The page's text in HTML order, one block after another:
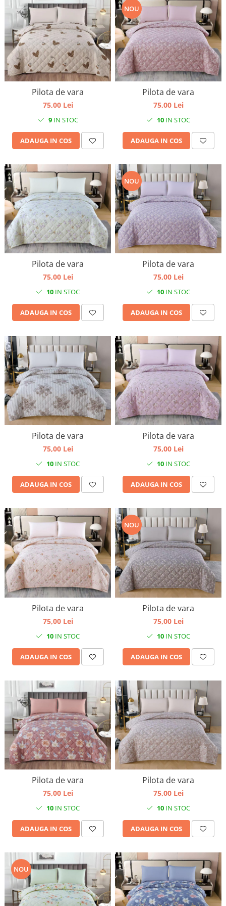
Pilota de vara
75,00 Lei
9IN STOC
ADAUGA IN COS
NOU
Pilota de vara
75,00 Lei
10 IN STOC
ADAUGA IN COS
Pilota de vara
75,00 Lei
10 IN STOC
ADAUGA IN COS
NOU
Pilota de vara
75,00 Lei
10 IN STOC
ADAUGA IN COS
Pilota de vara
75,00 Lei
10 IN STOC
ADAUGA IN COS
Pilota de vara
75,00 Lei
10 IN STOC
ADAUGA IN COS
Pilota de vara
75,00 Lei
10 IN STOC
ADAUGA IN COS
NOU
Pilota de vara
75,00 Lei
10 IN STOC
ADAUGA IN COS
Pilota de vara
75,00 Lei
10 IN STOC
ADAUGA IN COS
Pilota de vara
75,00 Lei
10 IN STOC
ADAUGA IN COS
NOU